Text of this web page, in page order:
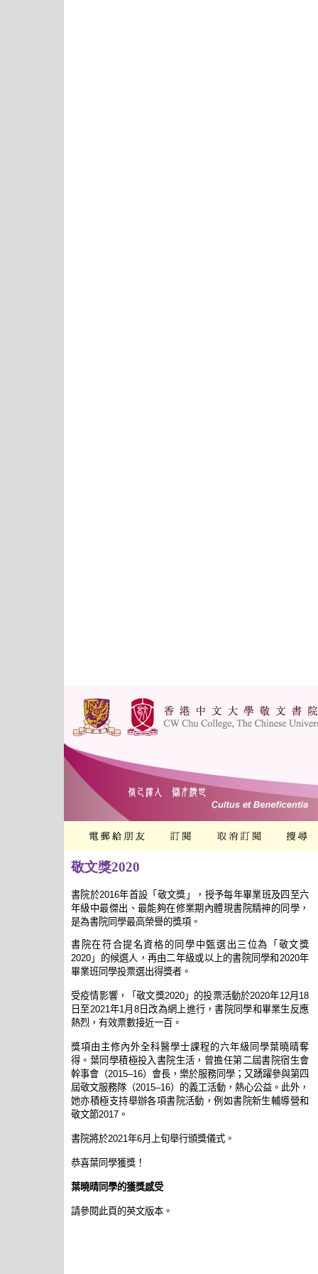
敬文獎2020
書院於2016年首設「敬文獎」，授予每年畢業班及四至六
年級中最傑出、最能夠在修業期內體現書院精神的同學，
是為書院同學最高榮譽的獎項。
書院在符合提名資格的同學中甄選出三位為「敬文獎
2020」的候選人，再由二年級或以上的書院同學和2020年
畢業班同學投票選出得獎者。
受疫情影響，「敬文獎2020」的投票活動於2020年12月18
日至2021年1月8日改為網上進行，書院同學和畢業生反應
熱烈，有效票數接近一百。
獎項由主修內外全科醫學士課程的六年級同學葉曉晴奪
得。葉同學積極投入書院生活，曾擔任第二屆書院宿生會
幹事會（2015–16）會長，樂於服務同學；又踴躍參與第四
屆敬文服務隊（2015–16）的義工活動，熱心公益。此外，
她亦積極支持舉辦各項書院活動，例如書院新生輔導營和
敬文節2017。
書院將於2021年6月上旬舉行頒獎儀式。
恭喜葉同學獲獎！
葉曉晴同學的獲獎感受
請參閱此頁的英文版本。